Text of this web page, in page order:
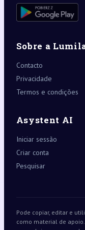
Sobre a
Contacto
Privacidade
Termos e condições
Asystent AI
Iniciar sessão
Criar conta
Pesquisar
Pode copiar, editar e
como material de